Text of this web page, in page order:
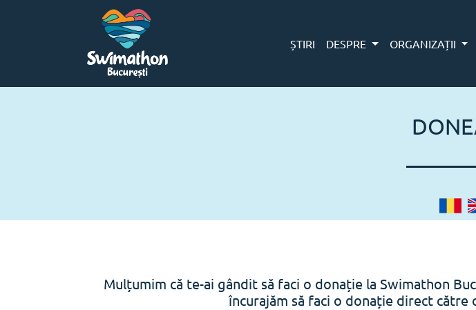
ȘTIRI DESPRE ORGANIZAȚII
Mulțumim că te-ai gândit să faci o donație la Swimathon
încurajăm să faci o donație direct